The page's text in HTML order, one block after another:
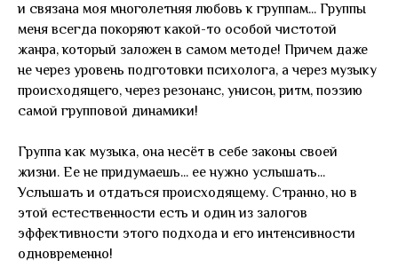
и связана моя многолетняя любовь к группам... Группы
меня всегда покоряют какой-то особой чистотой
жанра, который заложен в самом методе! Причем даже
не через уровень подготовки психолога, а через музыку
происходящего, через резонанс, унисон, ритм, поэзию
самой групповой динамики!
Группа как музыка, она несёт в себе законы своей
жизни. Ее не придумаешь... ее нужно услышать...
Услышать и отдаться происходящему. Странно, но в
этой естественности есть и один из залогов
эффективности этого подхода и его интенсивности
одновременно!